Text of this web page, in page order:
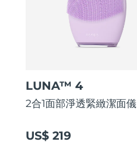
LUNA™ 4
2合1面部淨透緊緻潔面儀
US$ 219